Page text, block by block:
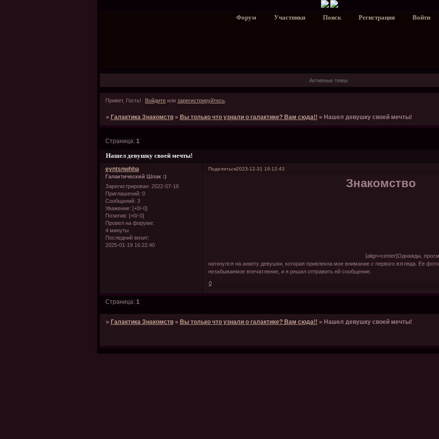
Форум Участники Поиск Регистрация Войти
Активные темы
Привет, Гость! Войдите или зарегистрируйтесь
» Галактика Знакомств » Вы только что узнали о галактике? Вам сюда!! » Нашел девушку своей мечты!
Нашел девушку своей мечты!
Страница: 1
Поделиться2023-12-31 19:12:43
eyntsnwhha
Галактический Шлак :)
Зарегистрирован: 2022-07-16
Приглашений: 0
Сообщений: 3
Уважение: [+0/-0]
Позитив: [+0/-0]
Провел на форуме:
4 минуты
Последний визит:
2025-01-19 16:22:40
Знакомство
[align=center]Однажды, просматривая свой
наткнулся на анкету девушки, которая привлекла мое внимание с первого взгляда. Ее
незабываемое впечатление, и я решил отправить ей сообщение.
0
Страница: 1
» Галактика Знакомств » Вы только что узнали о галактике? Вам сюда!! » Нашел девушку своей мечты!